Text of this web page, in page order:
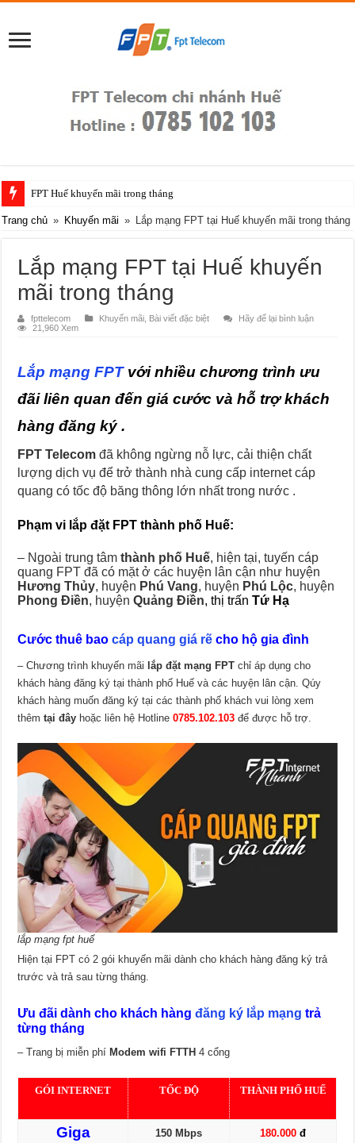
FPT Huế khuyến mãi trong tháng
Trang chủ » Khuyến mãi » Lắp mạng FPT tại Huế khuyến mãi trong tháng
Lắp mạng FPT tại Huế khuyến
mãi trong tháng
fpttelecom Khuyến mãi Bài viết đặc biệt
Hãy để lại bình luận
21,960 Xem
Lắp mạng FPT với nhiều chương trình ưu
đãi liên quan đến giá cước và hỗ trợ khách
hàng đăng ký .
FPT Telecom đã không ngừng nỗ lực, cải thiện chất
lượng dịch vụ để trở thành nhà cung cấp internet cáp
quang có tốc độ băng thông lớn nhất trong nước .
Phạm vi lắpđặt FPT thành phố Huế:
– Ngoài trung tâmthành phố Huế, hiện tại, tuyến cáp
quang FPT đã có mặt ở các huyện lân cận như huyện
Hương Thủy, huyện Phú Vang, huyện Phú Lộc, huyện
Phong Điền, huyệnQuảng Điền, thị trấnTứ Hạ
Cước thuê baocáp quang giá rẽ cho hộ gia đình
– Chương trình khuyến mãi lắp đặt mạng FPT chỉ áp dụng cho
khách hàng đăng ký tại thành phố Huế và các huyện lân cận. Qúy
khách hàng muốn đăng ký tại các thành phố khách vui lòng xem
thêmtại đây hoặc liên hệ Hotline0785.102.103để được hỗ trợ.
lắp mạng fpt huế
Hiện tại FPT có 2 gói khuyến mãi dành cho khách hàng đăng ký trả
trước và trả sau từng tháng.
Ưu đãi dành cho khách hàngđăng ký lắp mạng trả
từng tháng
– Trang bị miễn phí Modem wifi FTTH 4 cổng
GÓI INTERNET TỐC ĐỘ THÀNH PHỐ HUẾ
Giga 150 Mbps 180.000đ